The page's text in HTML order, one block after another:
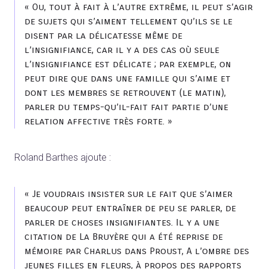
« Ou, tout à fait à l’autre extrême, il peut s’agir
de sujets qui s’aiment tellement qu’ils se le
disent par la délicatesse même de
l’insignifiance, car il y a des cas où seule
l’insignifiance est délicate ; par exemple, on
peut dire que dans une famille qui s’aime et
dont les membres se retrouvent (le matin),
parler du temps-qu’il-fait fait partie d’une
relation affective très forte. »
Roland Barthes ajoute :
« Je voudrais insister sur le fait que s’aimer
beaucoup peut entraîner de peu se parler, de
parler de choses insignifiantes. Il y a une
citation de La Bruyère qui a été reprise de
mémoire par Charlus dans Proust, A l’ombre des
jeunes filles en fleurs, à propos des rapports